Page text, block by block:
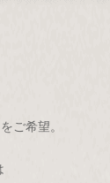
ご希望。